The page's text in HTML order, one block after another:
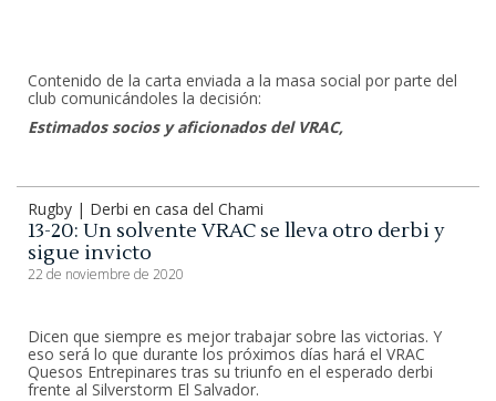
Contenido de la carta enviada a la masa social por parte del
club comunicándoles la decisión:
Estimados socios y aficionados del VRAC,
Rugby | Derbi en casa del Chami
13-20: Un solvente VRAC se lleva otro derbi y
sigue invicto
22 de noviembre de 2020
Dicen que siempre es mejor trabajar sobre las victorias. Y
eso será lo que durante los próximos días hará el VRAC
Quesos Entrepinares tras su triunfo en el esperado derbi
frente al Silverstorm El Salvador.